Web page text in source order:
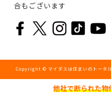
他社で断られた物
合もございます
Copyright © マイダスは住まいのトー